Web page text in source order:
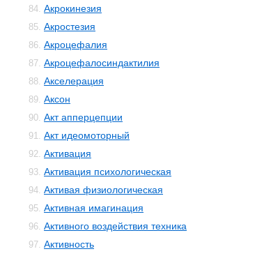
84. Акрокинезия
85. Акростезия
86. Акроцефалия
87. Акроцефалосиндактилия
88. Акселерация
89. Аксон
90. Акт апперцепции
91. Акт идеомоторный
92. Активация
93. Активация психологическая
94. Активая физиологическая
95. Активная имагинация
96. Активного воздействия техника
97. Активность